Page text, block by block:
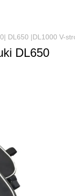
DL650 |DL1000 V-
DL650